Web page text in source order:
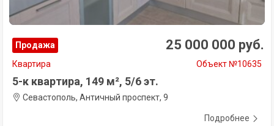
Продажа 25 000 000 руб.
Квартира Объект №10635
5-к квартира, 149 м², 5/6 эт.
Севастополь, Античный проспект, 9
Подробнее